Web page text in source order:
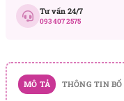
Tư vấn 24/7
093 407 2575
MÔ TẢ THÔNG TIN BỔ